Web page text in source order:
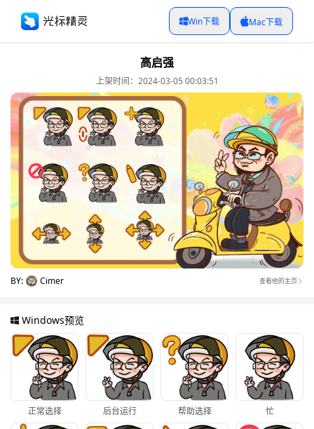
Win下载 Mac下载
高启强
上架时间：2024-03-05 00:03:51
BY: Cimer 查看他的主页
Windows预览
正常选择 后台运行 帮助选择 忙